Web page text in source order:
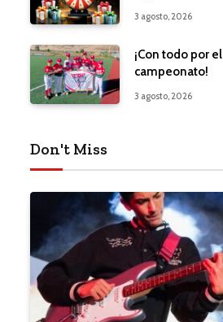
3 agosto, 2026
¡Con todo por el
campeonato!
3 agosto, 2026
Don't Miss